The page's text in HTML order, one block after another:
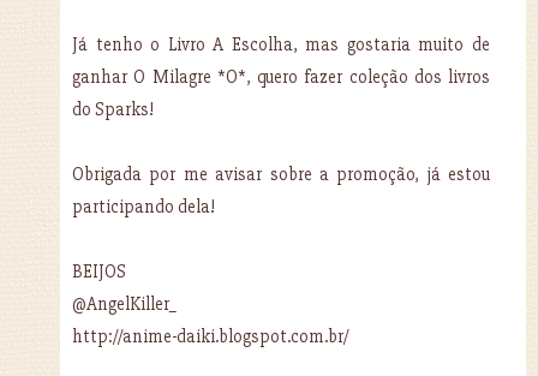
Já tenho o Livro A Escolha, mas gostaria muito de
ganhar O Milagre *O*, quero fazer coleção dos livros
do Sparks!
Obrigada por me avisar sobre a promoção, já estou
participando dela!
BEIJOS
@AngelKiller_
http://anime-daiki.blogspot.com.br/